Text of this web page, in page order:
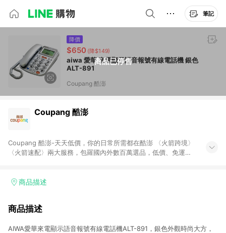
筆記
商品已停售
降價
$650 (降$149)
aiwa 愛華 來電顯示語音報號有線電話機 銀色
ALT-891
Coupang 酷澎
Coupang 酷澎
Coupang 酷澎-天天低價，你的日常所需都在酷澎 〈火箭跨境〉
〈火箭速配〉兩大服務，包羅國內外數百萬選品，低價、免運，
加入WOW會員告別湊免運，火箭速配、火箭跨境優質選品不限金
商品描述
商品描述
AIWA愛華來電顯示語音報號有線電話機ALT-891，銀色外觀時尚大方，